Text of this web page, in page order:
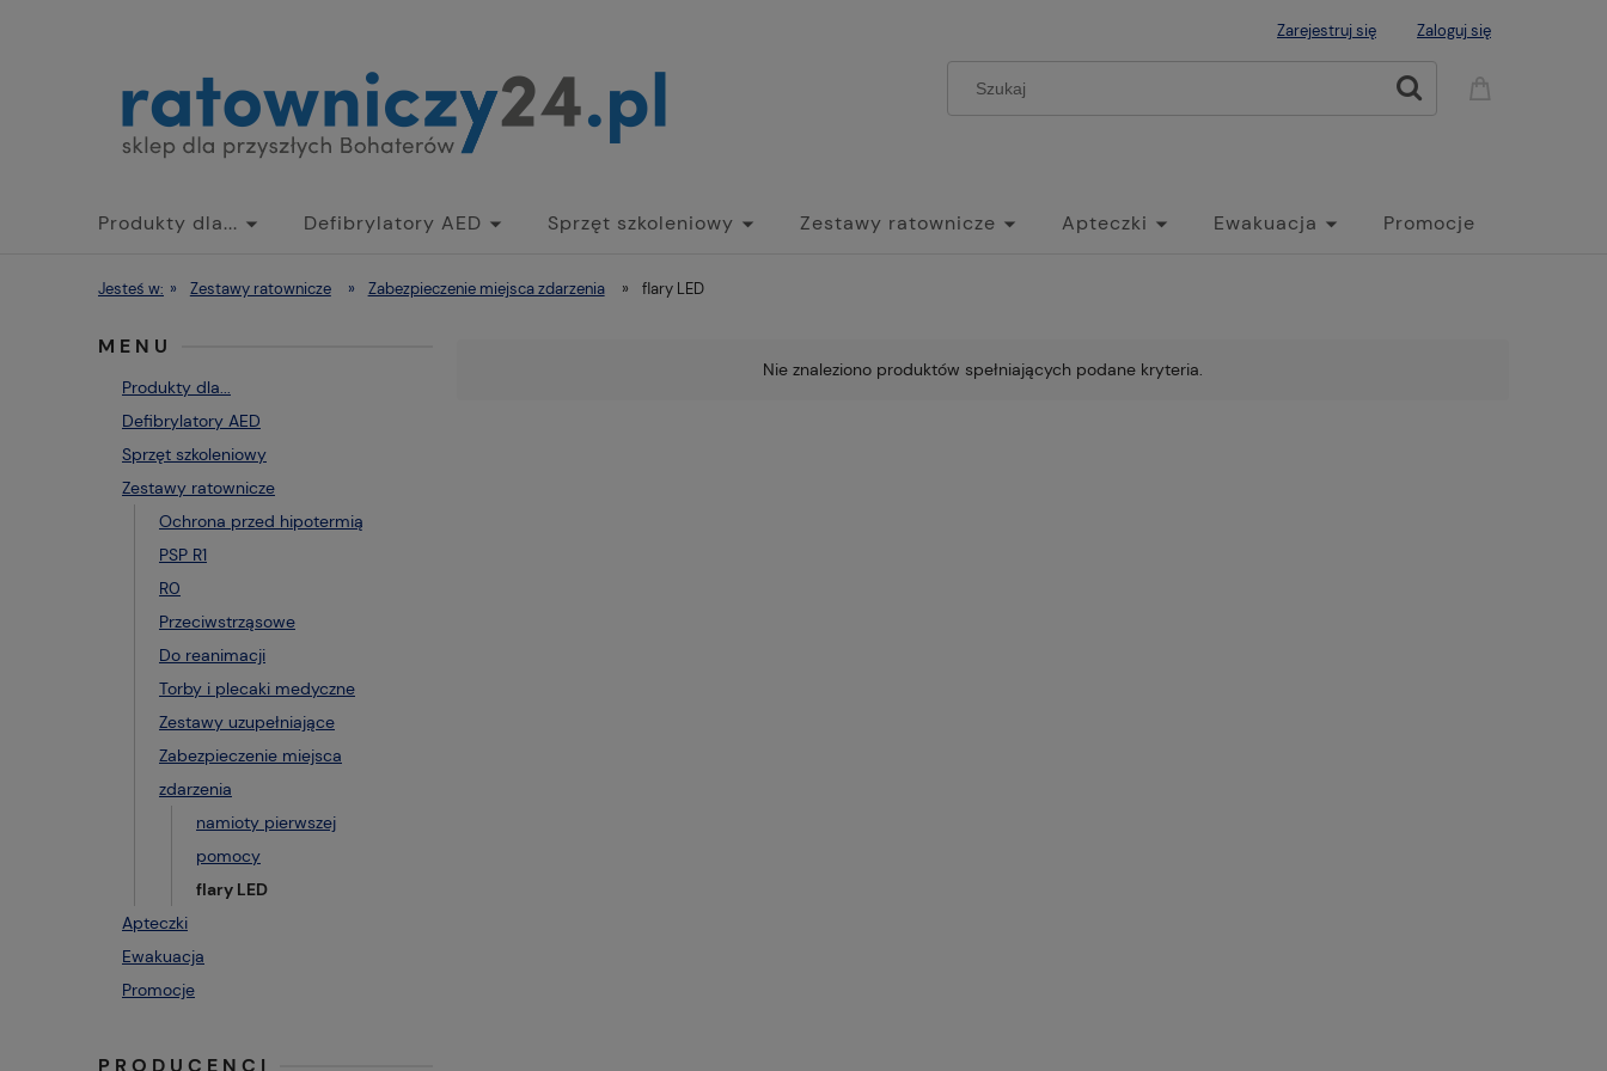
Zarejestruj się Zaloguj się
Produkty dla... Defibrylatory AED Sprzęt szkoleniowy Zestawy ratownicze Apteczki Ewakuacja Promocje
Jesteś w: » Zestawy ratownicze » Zabezpieczenie miejsca zdarzenia » flary LED
MENU
Produkty dla...
Defibrylatory AED
Sprzęt szkoleniowy
Zestawy ratownicze
Ochrona przed hipotermią
PSP R1
R0
Przeciwstrząsowe
Do reanimacji
Torby i plecaki medyczne
Zestawy uzupełniające
Zabezpieczenie miejsca
zdarzenia
namioty pierwszej
pomocy
flary LED
Apteczki
Ewakuacja
Promocje
PRODUCENCI
Nie znaleziono produktów spełniających podane kryteria.